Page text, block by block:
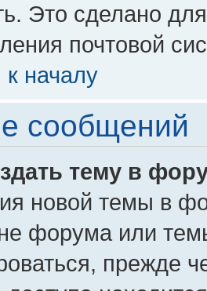
Это сделано
почтовой
к началу
сообщений
тему в
новой темы в
форума или
прежде